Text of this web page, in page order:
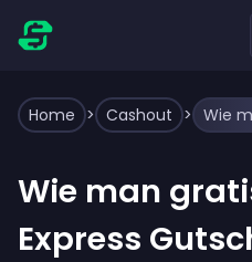
Home > Cashout >
Wie man
Express